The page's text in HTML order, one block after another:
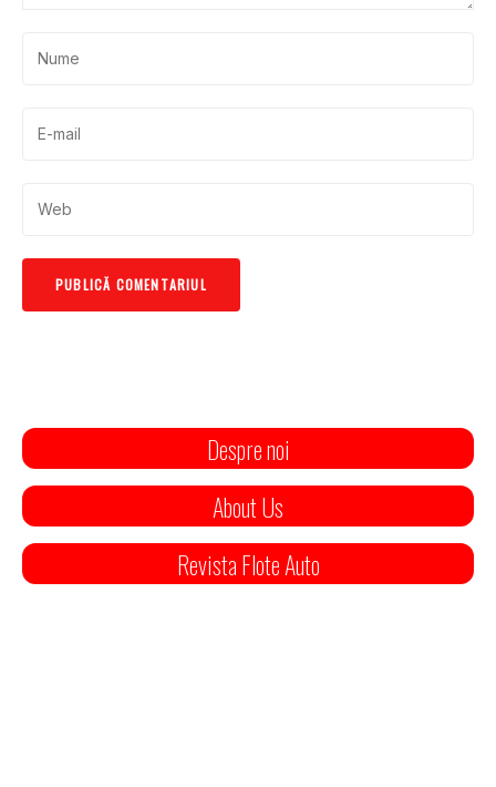
Despre noi
About Us
Revista Flote Auto